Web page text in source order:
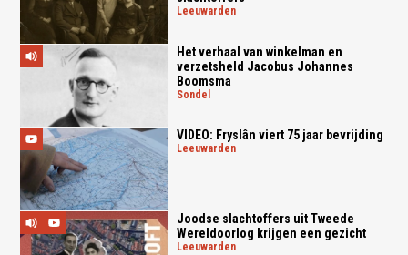
leeuwarden
Het verhaal van winkelman en
verzetsheld Jacobus Johannes
Boomsma
sondel
VIDEO: Fryslân viert 75 jaar bevrijding
leeuwarden
Joodse slachtoffers uit Tweede
Wereldoorlog krijgen een gezicht
leeuwarden